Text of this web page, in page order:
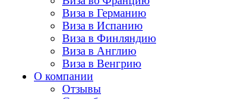
Виза в Германию
Виза в Испанию
Виза в Финляндию
Виза в Англию
Виза в Венгрию
О компании
Отзывы